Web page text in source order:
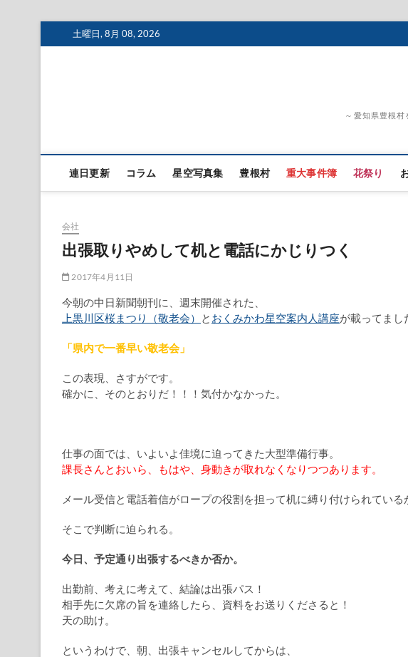
to
土曜日, 8月 08, 2026
～愛知県豊根
連日更新 コラム 星空写真集 豊根村 重大事件簿 花祭り
会社
出張取りやめして机と電話にかじりつく
2017年4月11日
今朝の中日新聞朝刊に、週末開催された、
上黒川区桜まつり（敬老会）
と おくみかわ星空案内人講座が載ってまし
「県内で一番早い敬老会」
この表現、さすがです。
確かに、そのとおりだ！！！気付かなかった。
仕事の面では、いよいよ佳境に迫ってきた大型準備行事。
課長さんとおいら、もはや、身動きが取れなくなりつつあります。
メール受信と電話着信がロープの役割を担って机に縛り付けられている
そこで判断に迫られる。
今日、予定通り出張するべきか否か。
出勤前、考えに考えて、結論は出張パス！
相手先に欠席の旨を連絡したら、資料をお送りくださると！
天の助け。
というわけで、朝、出張キャンセルしてからは、